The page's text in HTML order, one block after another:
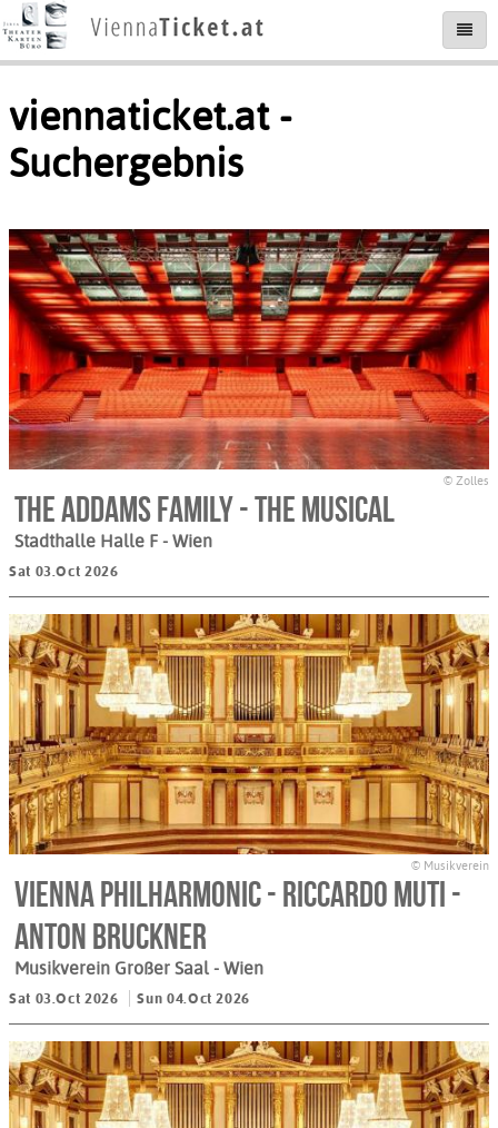
viennaticket.at -
Suchergebnis
© Zolles
The Addams Family - The Musical
Stadthalle Halle F - Wien
Sat 03.Oct 2026
© Musikverein
Vienna Philharmonic - Riccardo Muti -
Anton Bruckner
Musikverein Großer Saal - Wien
Sat 03.Oct 2026 Sun 04.Oct 2026